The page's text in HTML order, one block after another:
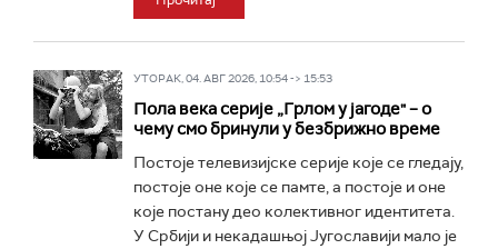
УТОРАК, 04. АВГ 2026, 10:54 -> 15:53
Пола века серије „Грлом у јагоде" – о
чему смо бринули у безбрижно време
Постоје телевизијске серије које се гледају,
постоје оне које се памте, а постоје и оне
које постану део колективног идентитета.
У Србији и некадашњој Југославији мало је